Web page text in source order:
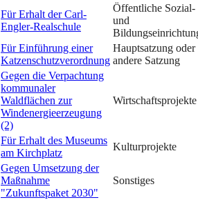
Für Erhalt der Carl-
Engler-Realschule
Öffentliche Sozial-
und
Für Einführung einer
Katzenschutzverordnung
Hauptsatzung oder
andere Satzung
Gegen die Verpachtung
kommunaler
Waldflächen zur
Windenergieerzeugung
(2)
Wirtschaftsprojekte
Für Erhalt des Museums
am Kirchplatz
Kulturprojekte
Gegen Umsetzung der
Maßnahme
"Zukunftspaket 2030"
Sonstiges